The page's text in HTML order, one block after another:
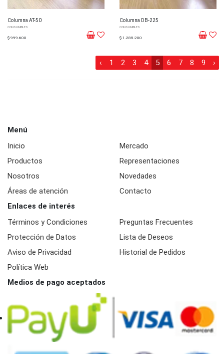
Columna AT-50
CONSUMIBLES
$ 999.600
Columna DB-225
CONSUMIBLES
$ 1.285.200
‹ 1 2 3 4 5 6 7 8 9 ›
Menú
Inicio
Productos
Nosotros
Áreas de atención
Mercado
Representaciones
Novedades
Contacto
Enlaces de interés
Términos y Condiciones
Protección de Datos
Aviso de Privacidad
Política Web
Preguntas Frecuentes
Lista de Deseos
Historial de Pedidos
Medios de pago aceptados